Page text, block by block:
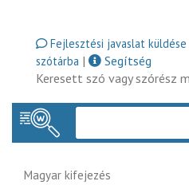
Fejlesztési javaslat küldése
szótárba |
Segítség
Keresett szó vagy szórész
Magyar kifejezés